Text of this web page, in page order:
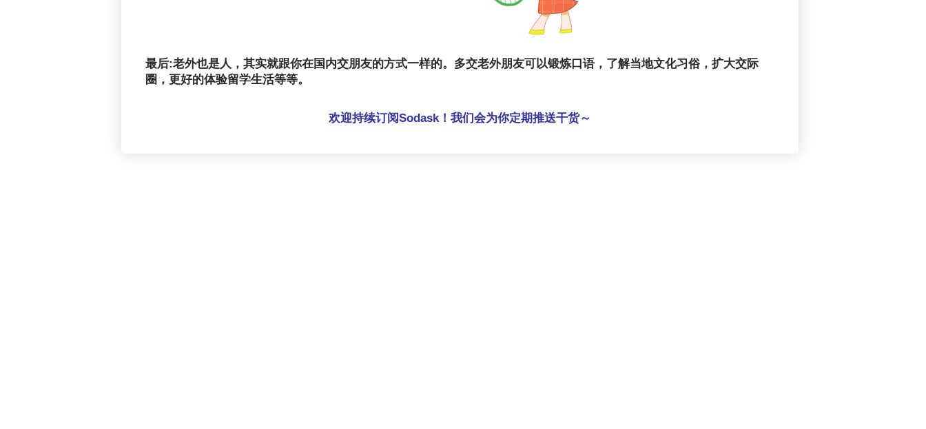
最后:老外也是人，其实就跟你在国内交朋友的方式一样的。多交老外朋友可以锻炼口语，了解当地文化习俗，扩大交际
圈，更好的体验留学生活等等。
欢迎持续订阅Sodask！我们会为你定期推送干货～